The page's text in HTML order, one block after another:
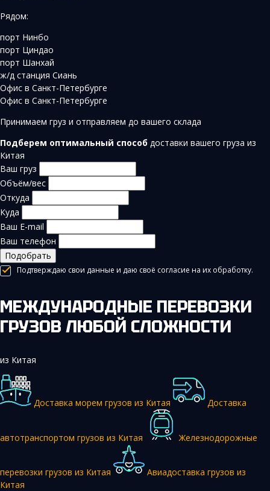
Рядом:
порт Нинбо
порт Циндао
порт Шанхай
ж/д станция Сиань
Офис в Санкт-Петербурге
Офис в Санкт-Петербурге
Принимаем груз и отправляем до вашего склада
Подберем оптимальный способ доставки вашего груза из
Китая
Ваш груз
Объём/вес
Откуда
Куда
Ваш E-mail
Ваш телефон
Подобрать
Подтверждаю свои данные и даю своё согласие на их обработку.
МЕЖДУНАРОДНЫЕ ПЕРЕВОЗКИ
ГРУЗОВ ЛЮБОЙ СЛОЖНОСТИ
из Китая
Доставка морем грузов из Китая Доставка
автотранспортом грузов из Китая Железнодорожные
перевозки грузов из Китая
Авиадоставка грузов из
Китая